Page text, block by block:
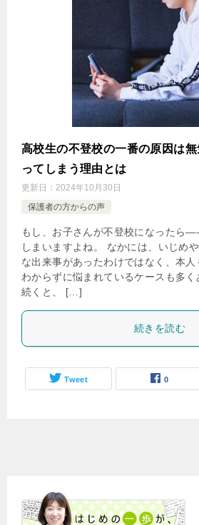
高校生の不登校の一番の原因は
ってしまう理由とは
更新日： 2024年10月30日
保護者の方からの声
もし、お子さんが不登校になったら
しまいますよね。 なかには、いじめ
な出来事があったわけではなく、本
わからずに悩まれているケースも多
続くと、 […]
続きを読む
Tweet 0